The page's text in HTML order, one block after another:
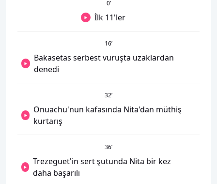
0’
İlk 11'ler
16’
Bakasetas serbest vuruşta uzaklardan
denedi
32’
Onuachu'nun kafasında Nita'dan müthiş
kurtarış
36’
Trezeguet'in sert şutunda Nita bir kez
daha başarılı